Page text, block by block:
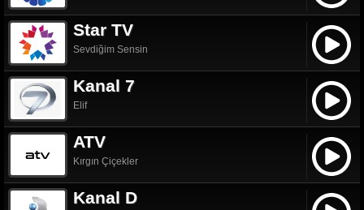
Star TV
Sevdiğim Sensin
Kanal 7
Elif
ATV
Kırgın Çiçekler
Kanal D